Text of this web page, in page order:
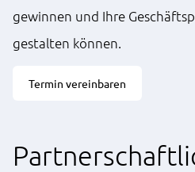
gewinnen und Ihre
gestalten können.
Termin vereinbaren